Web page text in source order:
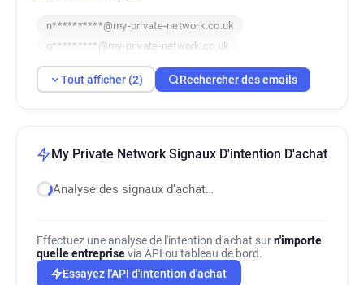
n**********@my-private-network.co.uk
q*********@my-private-network.co.uk
Tout afficher (2) Rechercher des emails
My Private Network Signaux D'intention D'achat
Analyse des signaux d'achat…
Effectuez une analyse de l'intention d'achat surn'importe
quelle entreprisevia API ou tableau de bord.
Essayez l'API d'intention d'achat